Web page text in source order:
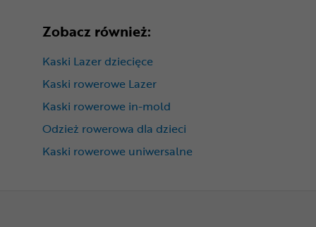
Zobacz również:
Kaski Lazer dziecięce
Kaski rowerowe Lazer
Kaski rowerowe in-mold
Odzież rowerowa dla dzieci
Kaski rowerowe uniwersalne